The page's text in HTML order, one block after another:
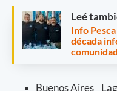
Leé
Info
década
Buenos Aires